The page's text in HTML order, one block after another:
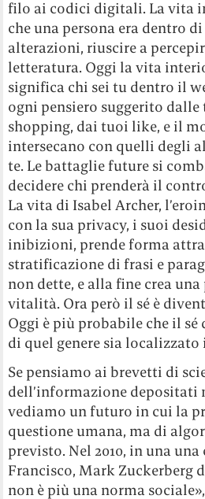
filo ai codici digitali. La vita
che una persona era dentro di
alterazioni, riuscire a
letteratura. Oggi la vita
significa chi sei tu dentro il
ogni pensiero suggerito
shopping, dai tuoi like, e il
intersecano con quelli degli
te. Le battaglie future si
decidere chi prenderà il
La vita di Isabel Archer,
con la sua privacy, i suoi
inibizioni, prende forma
stratificazione di frasi e
non dette, e alla fine crea
vitalità. Ora però il sé è
Oggi è più probabile che il
di quel genere sia localizzato
Se pensiamo ai brevetti di
dell’informazione
vediamo un futuro in cui la
questione umana, ma di
previsto. Nel 2010, in una una
Francisco, Mark Zuckerberg
non è più una norma